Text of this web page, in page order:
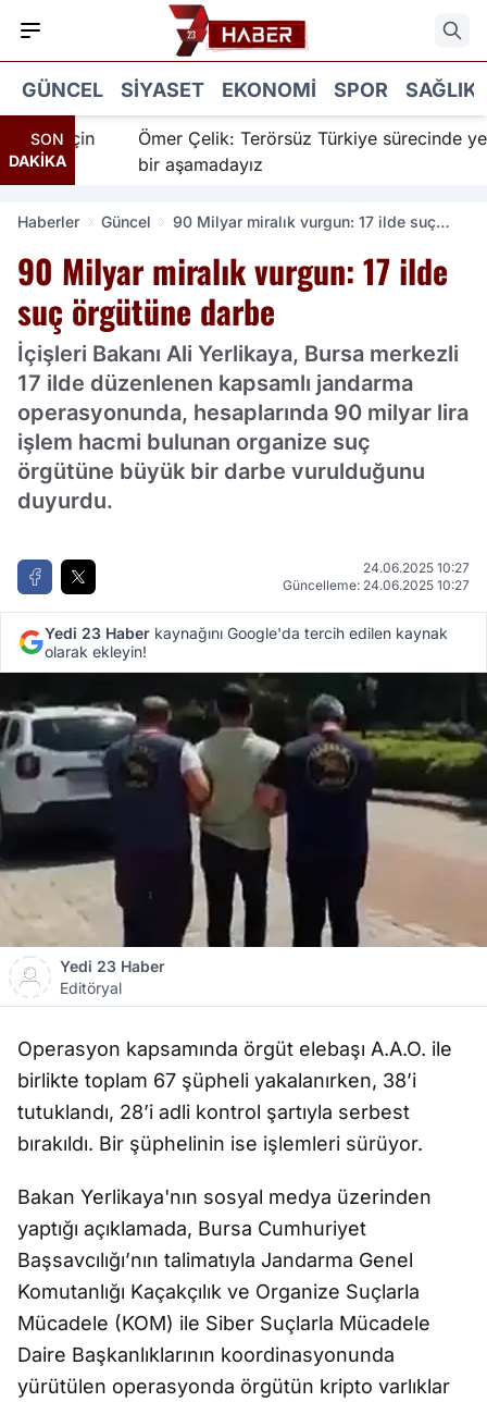
GÜNCEL SIYASET EKONOMI SPOR SAĞLIK
SON
DAKİKA
için
Ömer Çelik: Terörsüz Türkiye sürecinde yeni
bir aşamadayız
Haberler Güncel
90 Milyar miralık vurgun: 17 ilde suç
90 Milyar miralık vurgun: 17 ilde
suç örgütüne darbe
İçişleri Bakanı Ali Yerlikaya, Bursa merkezli
17 ilde düzenlenen kapsamlı jandarma
operasyonunda, hesaplarında 90 milyar lira
işlem hacmi bulunan organize suç
örgütüne büyük bir darbe vurulduğunu
duyurdu.
24.06.2025 10:27
Güncelleme: 24.06.2025 10:27
Yedi 23 Haber kaynağını Google'da tercih edilen kaynak
olarak ekleyin!
Yedi 23 Haber
Editöryal
Operasyon kapsamında örgüt elebaşı A.A.O. ile
birlikte toplam 67 şüpheli yakalanırken, 38’i
tutuklandı, 28’i adli kontrol şartıyla serbest
bırakıldı. Bir şüphelinin ise işlemleri sürüyor.
Bakan Yerlikaya'nın sosyal medya üzerinden
yaptığı açıklamada, Bursa Cumhuriyet
Başsavcılığı’nın talimatıyla Jandarma Genel
Komutanlığı Kaçakçılık ve Organize Suçlarla
Mücadele (KOM) ile Siber Suçlarla Mücadele
Daire Başkanlıklarının koordinasyonunda
yürütülen operasyonda örgütün kripto varlıklar